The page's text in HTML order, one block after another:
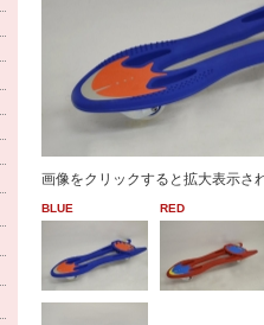
画像をクリックすると拡大表示さ
BLUE RED